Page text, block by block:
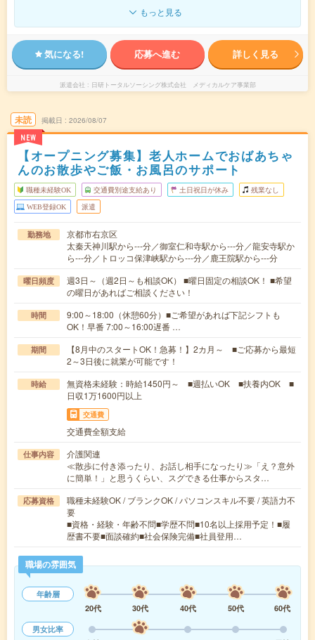
もっと見る
気になる! 応募へ進む 詳しく見る
派遣会社 日研トータルソーシング株式会社 メディカルケア事業部
未読
NEW
掲載日 2026/08/07
【オープニング募集】老人ホームでおばあちゃ
んのお散歩やご飯・お風呂のサポート
職種未経験OK 交通費別途支給あり 土日祝日が休み 残業なし
WEB登録OK 派遣
勤務地
京都市右京区
太秦天神川駅から---分／御室仁和寺駅から---分／龍安寺駅か
ら---分／トロッコ保津峡駅から---分／鹿王院駅から---分
曜日頻度
週3日～（週2日～も相談OK） ■曜日固定の相談OK！ ■希望
の曜日があればご相談ください！
時間
9:00～18:00（休憩60分）■ご希望があれば下記シフトも
OK！早番 7:00～16:00遅番 …
期間
【8月中のスタートOK！急募！】2カ月～ ■ご応募から最短
2～3日後に就業が可能です！
時給
無資格未経験：時給1450円～ ■週払いOK ■扶養内OK ■
日収1万1600円以上
交通費
交通費全額支給
仕事内容
介護関連
≪散歩に付き添ったり、お話し相手になったり≫「え？意外
に簡単！」と思うくらい、スグできる仕事からスタ…
応募資格
職種未経験OK / ブランクOK / パソコンスキル不要 / 英語力不
要
■資格・経験・年齢不問■学歴不問■10名以上採用予定！■履
歴書不要■面談確約■社会保険完備■社員登用…
職場の雰囲気
年齢層
20代
30代 40代 50代
60代
男女比率